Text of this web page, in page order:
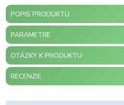
POPIS PRODUKTU
PARAMETRE
OTÁZKY K PRODUKTU
RECENZIE